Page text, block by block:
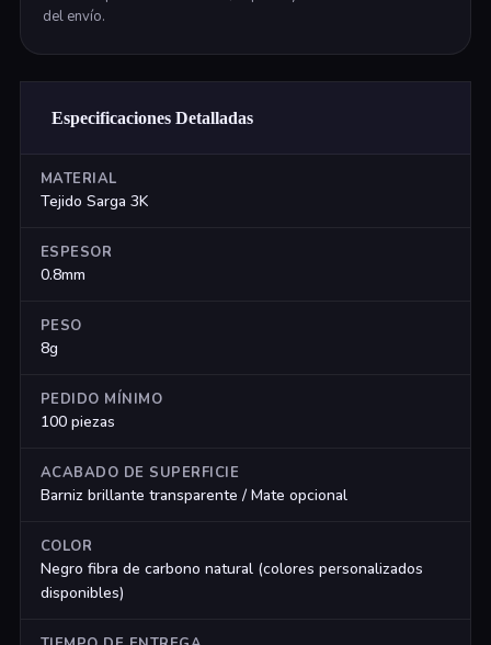
del envío.
Especificaciones Detalladas
MATERIAL
Tejido Sarga 3K
ESPESOR
0.8mm
PESO
8g
PEDIDO MÍNIMO
100 piezas
ACABADO DE SUPERFICIE
Barniz brillante transparente / Mate opcional
COLOR
Negro fibra de carbono natural (colores personalizados
disponibles)